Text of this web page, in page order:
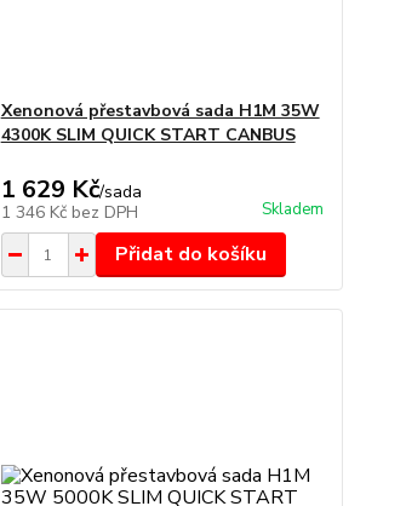
Xenonová přestavbová sada H1M 35W
4300K SLIM QUICK START CANBUS
1 629 Kč/sada
1 346 Kč bez DPH Skladem
Přidat do košíku